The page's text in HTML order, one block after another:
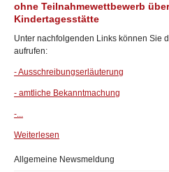
ohne Teilnahmewettbewerb
Kindertagesstätte
Unter nachfolgenden Links können Sie
aufrufen:
- Ausschreibungserläuterung
- amtliche Bekanntmachung
-...
Weiterlesen
Allgemeine Newsmeldung